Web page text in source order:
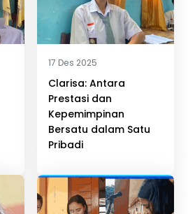
17 Des 2025
Clarisa: Antara
Prestasi dan
Kepemimpinan
Bersatu dalam Satu
Pribadi